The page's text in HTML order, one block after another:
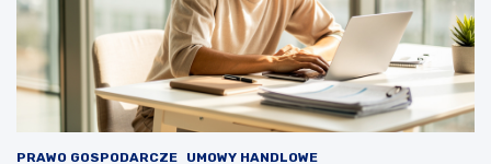
PRAWO GOSPODARCZE UMOWY HANDLOWE